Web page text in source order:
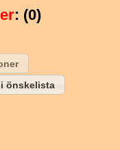
: (0)
önskelista